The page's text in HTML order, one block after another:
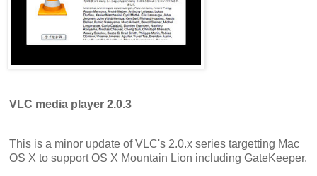
VLC media player 2.0.3
This is a minor update of VLC's 2.0.x series targetting Mac
OS X to support OS X Mountain Lion including GateKeeper.